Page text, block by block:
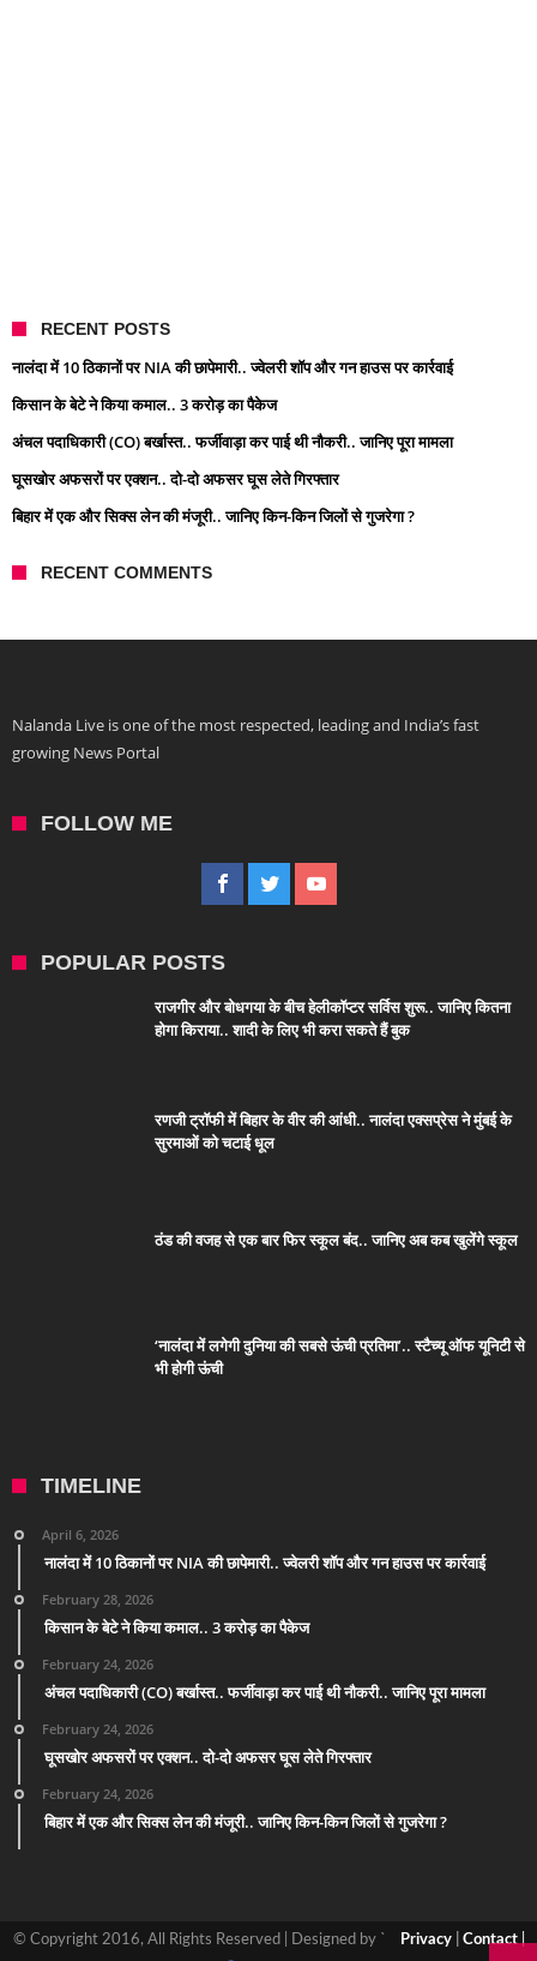
RECENT POSTS
नालंदा में 10 ठिकानों पर NIA की छापेमारी.. ज्वेलरी शॉप और गन हाउस पर कार्रवाई
किसान के बेटे ने किया कमाल.. 3 करोड़ का पैकेज
अंचल पदाधिकारी (CO) बर्खास्त.. फर्जीवाड़ा कर पाई थी नौकरी.. जानिए पूरा मामला
घूसखोर अफसरों पर एक्शन.. दो-दो अफसर घूस लेते गिरफ्तार
बिहार में एक और सिक्स लेन की मंजूरी.. जानिए किन-किन जिलों से गुजरेगा ?
RECENT COMMENTS
Nalanda Live is one of the most respected, leading and India’s fast
growing News Portal
FOLLOW ME
POPULAR POSTS
राजगीर और बोधगया के बीच हेलीकॉप्टर सर्विस शुरू.. जानिए कितना
होगा किराया.. शादी के लिए भी करा सकते हैं बुक
रणजी ट्रॉफी में बिहार के वीर की आंधी.. नालंदा एक्सप्रेस ने मुंबई के
सुरमाओं को चटाई धूल
ठंड की वजह से एक बार फिर स्कूल बंद.. जानिए अब कब खुलेंगे स्कूल
‘नालंदा में लगेगी दुनिया की सबसे ऊंची प्रतिमा’.. स्टैच्यू ऑफ यूनिटी से
भी होगी ऊंची
TIMELINE
April 6, 2026
नालंदा में 10 ठिकानों पर NIA की छापेमारी.. ज्वेलरी शॉप और गन हाउस पर कार्रवाई
February 28, 2026
किसान के बेटे ने किया कमाल.. 3 करोड़ का पैकेज
February 24, 2026
अंचल पदाधिकारी (CO) बर्खास्त.. फर्जीवाड़ा कर पाई थी नौकरी.. जानिए पूरा मामला
February 24, 2026
घूसखोर अफसरों पर एक्शन.. दो-दो अफसर घूस लेते गिरफ्तार
February 24, 2026
बिहार में एक और सिक्स लेन की मंजूरी.. जानिए किन-किन जिलों से गुजरेगा ?
© Copyright 2016, All Rights Reserved | Designed by ` Privacy| Contact |